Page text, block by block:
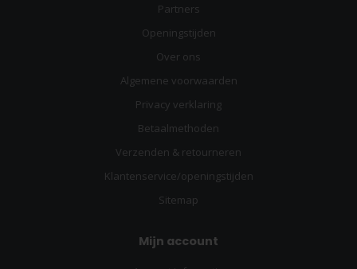
Partners
Openingstijden
Over ons
Algemene voorwaarden
Privacy verklaring
Betaalmethoden
Verzenden & retourneren
Klantenservice/openingstijden
Sitemap
Mijn account